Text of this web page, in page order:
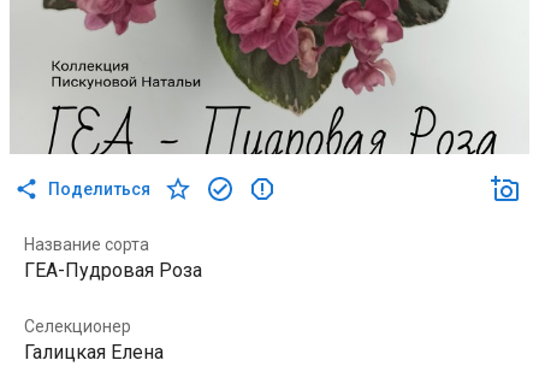
Поделиться
Название сорта
ГЕА-Пудровая Роза
Селекционер
Галицкая Елена